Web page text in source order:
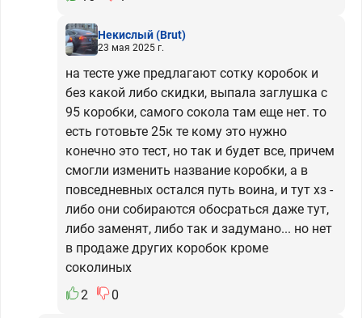
Некислый(Brut)
23 мая 2025 г.
на тесте уже предлагают сотку коробок и
без какой либо скидки, выпала заглушка с
95 коробки, самого сокола там еще нет. то
есть готовьте 25к те кому это нужно
конечно это тест, но так и будет все, причем
смогли изменить название коробки, а в
повседневных остался путь воина, и тут хз -
либо они собираются обосраться даже тут,
либо заменят, либо так и задумано... но нет
в продаже других коробок кроме
соколиных
2
0